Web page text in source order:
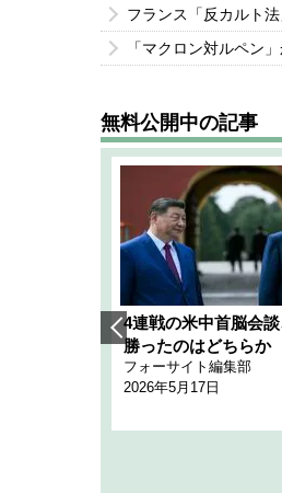
フランス「反カルト
「マクロン対ルペン
無料公開中の記事
4連戦の米中首脳会
勝ったのはどちらか
フォーサイト編集部
2026年5月17日